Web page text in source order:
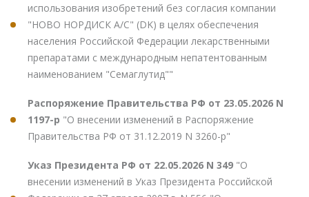
использования изобретений без согласия компании
"НОВО НОРДИСК А/С" (DK) в целях обеспечения
населения Российской Федерации лекарственными
препаратами с международным непатентованным
наименованием "Семаглутид""
Распоряжение Правительства РФ от 23.05.2026 N
1197-р "О внесении изменений в Распоряжение
Правительства РФ от 31.12.2019 N 3260-р"
Указ Президента РФ от 22.05.2026 N 349 "О
внесении изменений в Указ Президента Российской